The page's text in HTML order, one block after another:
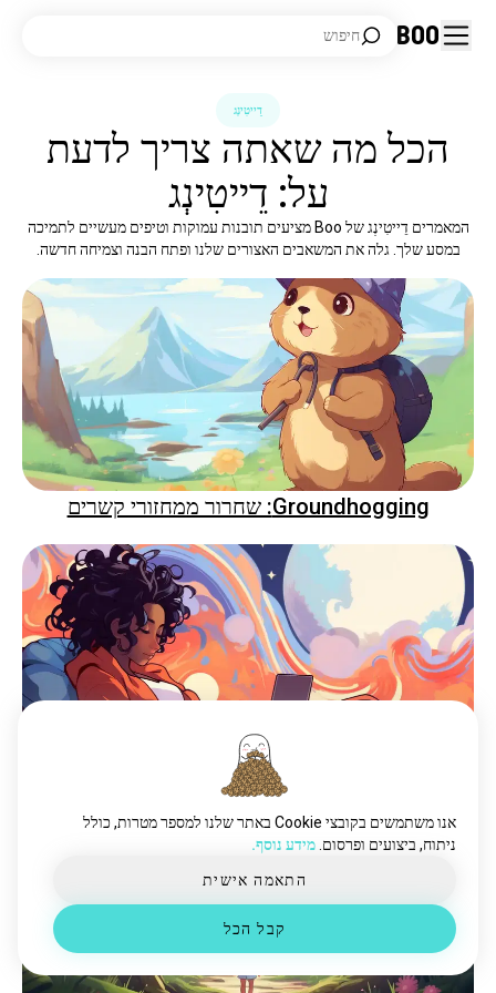
Boo חיפוש
דֵייטִינְג
הכל מה שאתה צריך לדעת
על: דֵייטִינְג
המאמרים דֵייטִינְג של Boo מציעים תובנות עמוקות וטיפים מעשיים לתמיכה
במסע שלך. גלה את המשאבים האצורים שלנו ופתח הבנה וצמיחה חדשה.
Groundhogging: שחרור ממחזורי קשרים
פלייבגינג: הבנת הדילמה המודרנית של דייטים
אנו משתמשים בקובצי Cookie באתר שלנו למספר מטרות, כולל
ניתוח, ביצועים ופרסום. מידע נוסף.
התאמה אישית
קבל הכל